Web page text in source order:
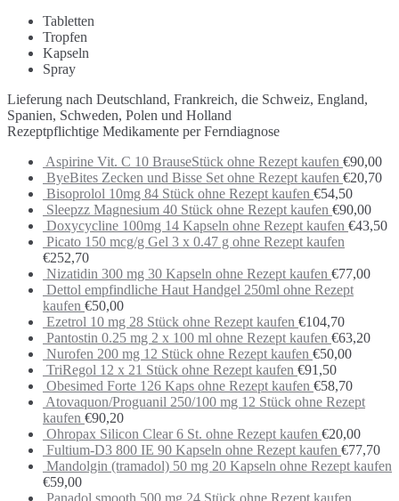
Tabletten
Tropfen
Kapseln
Spray
Lieferung nach Deutschland, Frankreich, die Schweiz, England,
Spanien, Schweden, Polen und Holland
Rezeptpflichtige Medikamente per Ferndiagnose
Aspirine Vit. C 10 BrauseStück ohne Rezept kaufen €90,00
ByeBites Zecken und Bisse Set ohne Rezept kaufen €20,70
Bisoprolol 10mg 84 Stück ohne Rezept kaufen €54,50
Sleepzz Magnesium 40 Stück ohne Rezept kaufen €90,00
Doxycycline 100mg 14 Kapseln ohne Rezept kaufen €43,50
Picato 150 mcg/g Gel 3 x 0.47 g ohne Rezept kaufen
€252,70
Nizatidin 300 mg 30 Kapseln ohne Rezept kaufen €77,00
Dettol empfindliche Haut Handgel 250ml ohne Rezept
kaufen €50,00
Ezetrol 10 mg 28 Stück ohne Rezept kaufen €104,70
Pantostin 0.25 mg 2 x 100 ml ohne Rezept kaufen €63,20
Nurofen 200 mg 12 Stück ohne Rezept kaufen €50,00
TriRegol 12 x 21 Stück ohne Rezept kaufen €91,50
Obesimed Forte 126 Kaps ohne Rezept kaufen €58,70
Atovaquon/Proguanil 250/100 mg 12 Stück ohne Rezept
kaufen €90,20
Ohropax Silicon Clear 6 St. ohne Rezept kaufen €20,00
Fultium-D3 800 IE 90 Kapseln ohne Rezept kaufen €77,70
Mandolgin (tramadol) 50 mg 20 Kapseln ohne Rezept kaufen
€59,00
Panadol smooth 500 mg 24 Stück ohne Rezept kaufen